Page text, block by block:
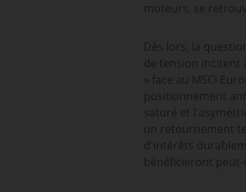
moteurs, se
Dès lors, la
de tension incitent
» face au MSCI
positionnement
saturé et
un retournement
d'intérêts
bénéficieront